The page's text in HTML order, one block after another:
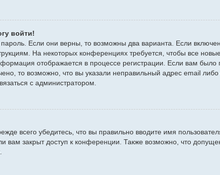
войти!
Если они верны, то возможны два варианта. Если
На некоторых конференциях требуется, чтобы все
отображается в процессе регистрации. Если вам
то возможно, что вы указали неправильный адрес email
с администратором.
всего убедитесь, что вы правильно вводите имя
вам закрыт доступ к конференции. Также возможно, что